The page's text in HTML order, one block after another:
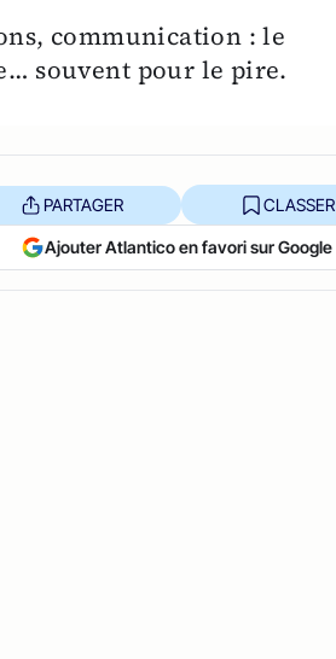
communication : le
souvent pour le pire.
PARTAGER CLASSER
Ajouter Atlantico en favori sur Google